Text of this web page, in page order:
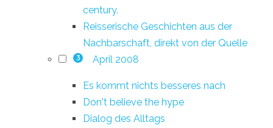
century.
Reisserische Geschichten aus der
Nachbarschaft, direkt von der Quelle
3 April 2008
Es kommt nichts besseres nach
Don't believe the hype
Dialog des Alltags